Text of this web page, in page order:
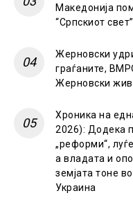
Македонија
“Српскиот свет”
Жерновски
граѓаните,
Жерновски
Хроника на
2026): Додека
„реформи“,
а владата и
земјата тоне
Украина